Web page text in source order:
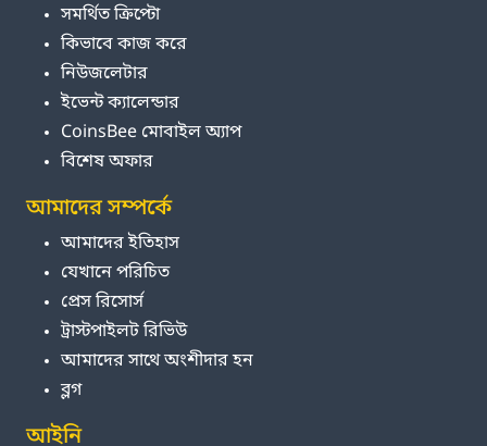
সমর্থিত ক্রিপ্টো
কিভাবে কাজ করে
নিউজলেটার
ইভেন্ট ক্যালেন্ডার
CoinsBee মোবাইল অ্যাপ
বিশেষ অফার
আমাদের সম্পর্কে
আমাদের ইতিহাস
যেখানে পরিচিত
প্রেস রিসোর্স
ট্রাস্টপাইলট রিভিউ
আমাদের সাথে অংশীদার হন
ব্লগ
আইনি